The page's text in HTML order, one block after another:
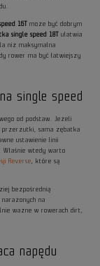
16T może być dobrym
single speed 18T ułatwia
niż maksymalna
rower ma być łatwiejszy
single speed
od podstaw. Jeżeli
przerzutki, sama zębatka
ustawienie linii
Właśnie wtedy warto
Reverse
, które są
bezpośrednią
na
ważne w rowerach dirt,
napędu